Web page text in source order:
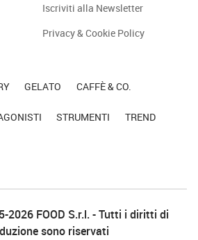
Iscriviti alla Newsletter
Privacy & Cookie Policy
GELATO CAFFÈ & CO.
STRUMENTI TREND
2026 FOOD S.r.l. - Tutti i diritti di
sono riservati